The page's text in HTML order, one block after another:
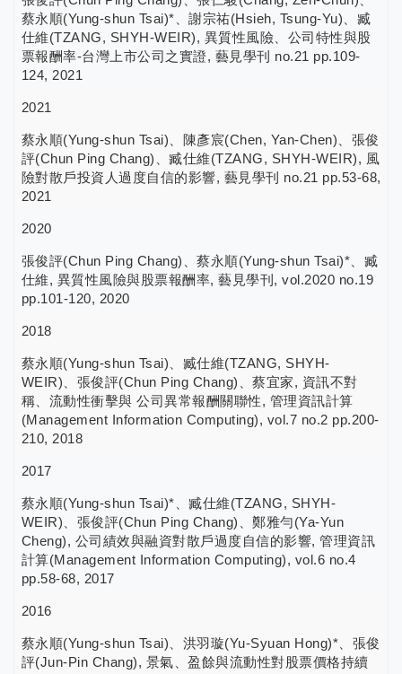
蔡永順(Yung-shun Tsai)*、謝宗祐(Hsieh, Tsung-Yu)、臧
仕維(TZANG, SHYH-WEIR), 異質性風險、公司特性與股
票報酬率-台灣上市公司之實證, 藝見學刊 no.21 pp.109-
124, 2021
2021
蔡永順(Yung-shun Tsai)、陳彥宸(Chen, Yan-Chen)、張俊
評(Chun Ping Chang)、臧仕維(TZANG, SHYH-WEIR), 風
險對散戶投資人過度自信的影響, 藝見學刊 no.21 pp.53-68,
2021
2020
張俊評(Chun Ping Chang)、蔡永順(Yung-shun Tsai)*、臧
仕維, 異質性風險與股票報酬率, 藝見學刊, vol.2020 no.19
pp.101-120, 2020
2018
蔡永順(Yung-shun Tsai)、臧仕維(TZANG, SHYH-
WEIR)、張俊評(Chun Ping Chang)、蔡宜家, 資訊不對
稱、流動性衝擊與 公司異常報酬關聯性, 管理資訊計算
(Management Information Computing), vol.7 no.2 pp.200-
210, 2018
2017
蔡永順(Yung-shun Tsai)*、臧仕維(TZANG, SHYH-
WEIR)、張俊評(Chun Ping Chang)、鄭雅勻(Ya-Yun
Cheng), 公司績效與融資對散戶過度自信的影響, 管理資訊
計算(Management Information Computing), vol.6 no.4
pp.58-68, 2017
2016
蔡永順(Yung-shun Tsai)、洪羽璇(Yu-Syuan Hong)*、張俊
評(Jun-Pin Chang), 景氣、盈餘與流動性對股票價格持續